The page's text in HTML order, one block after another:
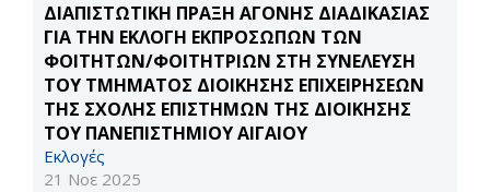
ΔΙΑΠΙΣΤΩΤΙΚΗ ΠΡΑΞΗ ΑΓΟΝΗΣ ΔΙΑΔΙΚΑΣΙΑΣ
ΓΙΑ ΤΗΝ ΕΚΛΟΓΗ ΕΚΠΡΟΣΩΠΩΝ ΤΩΝ
ΦΟΙΤΗΤΩΝ/ΦΟΙΤΗΤΡΙΩΝ ΣΤΗ ΣΥΝΕΛΕΥΣΗ
ΤΟΥ ΤΜΗΜΑΤΟΣ ΔΙΟΙΚΗΣΗΣ ΕΠΙΧΕΙΡΗΣΕΩΝ
ΤΗΣ ΣΧΟΛΗΣ ΕΠΙΣΤΗΜΩΝ ΤΗΣ ΔΙΟΙΚΗΣΗΣ
ΤΟΥ ΠΑΝΕΠΙΣΤΗΜΙΟΥ ΑΙΓΑΙΟΥ
Εκλογές
21 Νοε 2025